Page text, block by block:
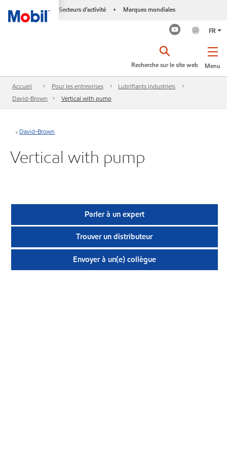
Secteurs d’activité • Marques mondiales
FR
Menu
Recherche sur le site web
Accueil Pour les entreprises
Lubrifiants industriels
David-Brown
Vertical with pump
David-Brown
Vertical with pump
Parler à un expert
Trouver un distributeur
Envoyer à un(e) collègue